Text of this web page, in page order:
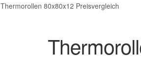
Thermorollen 80x80x12 Preisvergleich